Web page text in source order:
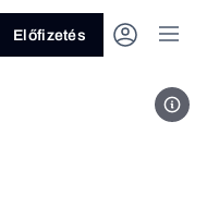
Előfizetés